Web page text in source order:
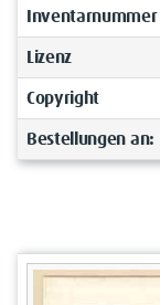
Inventarnummer
Lizenz
Copyright
Bestellungen an: